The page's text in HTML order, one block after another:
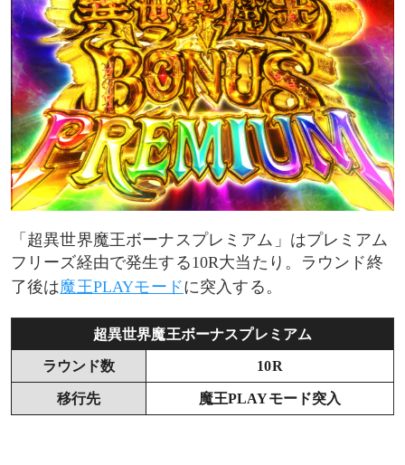
「超異世界魔王ボーナスプレミアム」はプレミアム
フリーズ経由で発生する10R大当たり。ラウンド終
了後は魔王PLAYモードに突入する。
超異世界魔王ボーナスプレミアム
ラウンド数 10R
移行先 魔王PLAYモード突入